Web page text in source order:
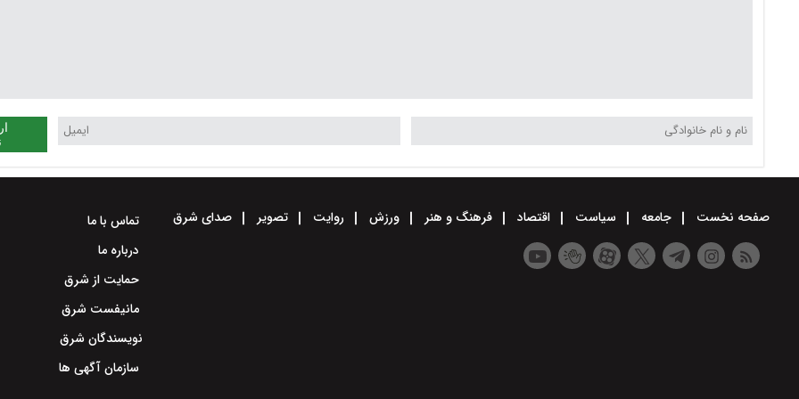
صفحه نخست جامعه سیاست اقتصاد فرهنگ و هنر ورزش روایت تصویر صدای شرق
تماس با ما
درباره ما
حمایت از شرق
مانیفست شرق
نویسندگان شرق
سازمان آگهی ها